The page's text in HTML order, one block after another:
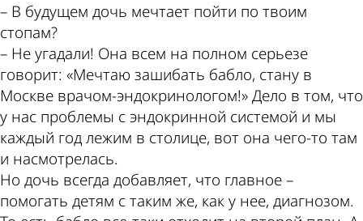
– В будущем дочь мечтает пойти по твоим
стопам?
– Не угадали! Она всем на полном серьезе
говорит: «Мечтаю зашибать бабло, стану в
Москве врачом-эндокринологом!» Дело в том, что
у нас проблемы с эндокринной системой и мы
каждый год лежим в столице, вот она чего-то там
и насмотрелась.
Но дочь всегда добавляет, что главное –
помогать детям с таким же, как у нее, диагнозом.